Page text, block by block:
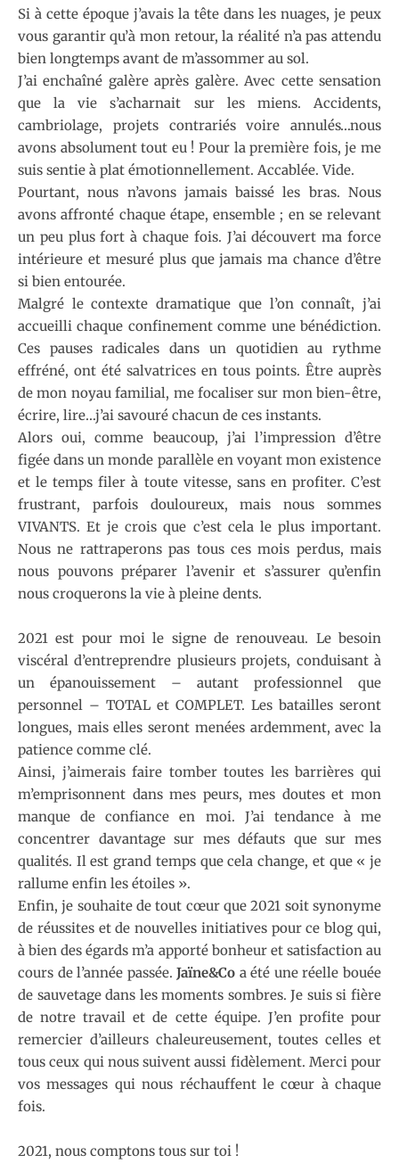
Si à cette époque j’avais la tête dans les nuages, je peux
vous garantir qu’à mon retour, la réalité n’a pas attendu
bien longtemps avant de m’assommer au sol.
J’ai enchaîné galère après galère. Avec cette sensation
que la vie s’acharnait sur les miens. Accidents,
cambriolage, projets contrariés voire annulés…nous
avons absolument tout eu ! Pour la première fois, je me
suis sentie à plat émotionnellement. Accablée. Vide.
Pourtant, nous n’avons jamais baissé les bras. Nous
avons affronté chaque étape, ensemble ; en se relevant
un peu plus fort à chaque fois. J’ai découvert ma force
intérieure et mesuré plus que jamais ma chance d’être
si bien entourée.
Malgré le contexte dramatique que l’on connaît, j’ai
accueilli chaque confinement comme une bénédiction.
Ces pauses radicales dans un quotidien au rythme
effréné, ont été salvatrices en tous points. Être auprès
de mon noyau familial, me focaliser sur mon bien-être,
écrire, lire…j’ai savouré chacun de ces instants.
Alors oui, comme beaucoup, j’ai l’impression d’être
figée dans un monde parallèle en voyant mon existence
et le temps filer à toute vitesse, sans en profiter. C’est
frustrant, parfois douloureux, mais nous sommes
VIVANTS. Et je crois que c’est cela le plus important.
Nous ne rattraperons pas tous ces mois perdus, mais
nous pouvons préparer l’avenir et s’assurer qu’enfin
nous croquerons la vie à pleine dents.
2021 est pour moi le signe de renouveau. Le besoin
viscéral d’entreprendre plusieurs projets, conduisant à
un épanouissement – autant professionnel que
personnel – TOTAL et COMPLET. Les batailles seront
longues, mais elles seront menées ardemment, avec la
patience comme clé.
Ainsi, j’aimerais faire tomber toutes les barrières qui
m’emprisonnent dans mes peurs, mes doutes et mon
manque de confiance en moi. J’ai tendance à me
concentrer davantage sur mes défauts que sur mes
qualités. Il est grand temps que cela change, et que « je
rallume enfin les étoiles ».
Enfin, je souhaite de tout cœur que 2021 soit synonyme
de réussites et de nouvelles initiatives pour ce blog qui,
à bien des égards m’a apporté bonheur et satisfaction au
cours de l’année passée.Jaïne&Co a été une réelle bouée
de sauvetage dans les moments sombres. Je suis si fière
de notre travail et de cette équipe. J’en profite pour
remercier d’ailleurs chaleureusement, toutes celles et
tous ceux qui nous suivent aussi fidèlement. Merci pour
vos messages qui nous réchauffent le cœur à chaque
fois.
2021, nous comptons tous sur toi !